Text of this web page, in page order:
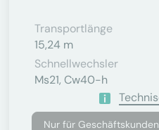
Transportlänge
15,24 m
Schnellwechsler
Ms21, Cw40-h
Nur für Geschäftskunden